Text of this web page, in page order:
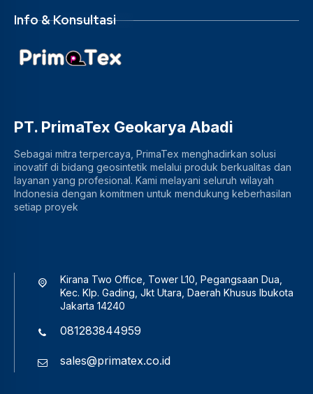
Info & Konsultasi
PT. PrimaTex Geokarya Abadi
Sebagai mitra terpercaya, PrimaTex menghadirkan solusi
inovatif di bidang geosintetik melalui produk berkualitas dan
layanan yang profesional. Kami melayani seluruh wilayah
Indonesia dengan komitmen untuk mendukung keberhasilan
setiap proyek
Kirana Two Office, Tower L10, Pegangsaan Dua,
Kec. Klp. Gading, Jkt Utara, Daerah Khusus Ibukota
Jakarta 14240
081283844959
sales@primatex.co.id